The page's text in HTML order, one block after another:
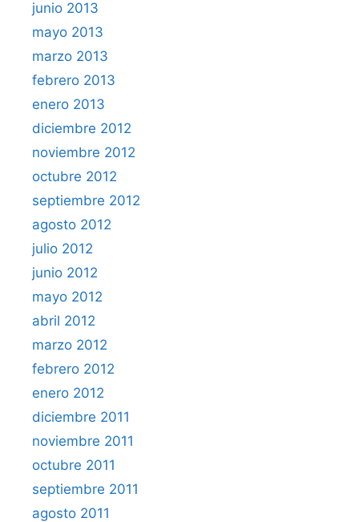
junio 2013
mayo 2013
marzo 2013
febrero 2013
enero 2013
diciembre 2012
noviembre 2012
octubre 2012
septiembre 2012
agosto 2012
julio 2012
junio 2012
mayo 2012
abril 2012
marzo 2012
febrero 2012
enero 2012
diciembre 2011
noviembre 2011
octubre 2011
septiembre 2011
agosto 2011